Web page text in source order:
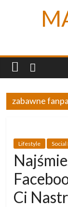
zabawne
Lifestyle
Ci